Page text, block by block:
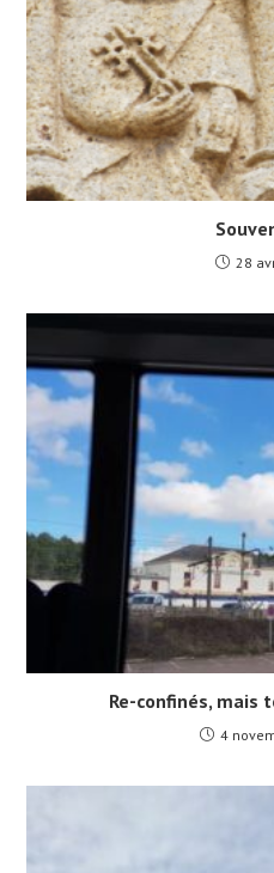
28
Re-confinés, mais
4